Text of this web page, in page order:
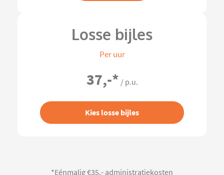
Losse bijles
Per uur
37,-* / p.u.
Kies losse bijles
*Eénmalig €35,- administratiekosten